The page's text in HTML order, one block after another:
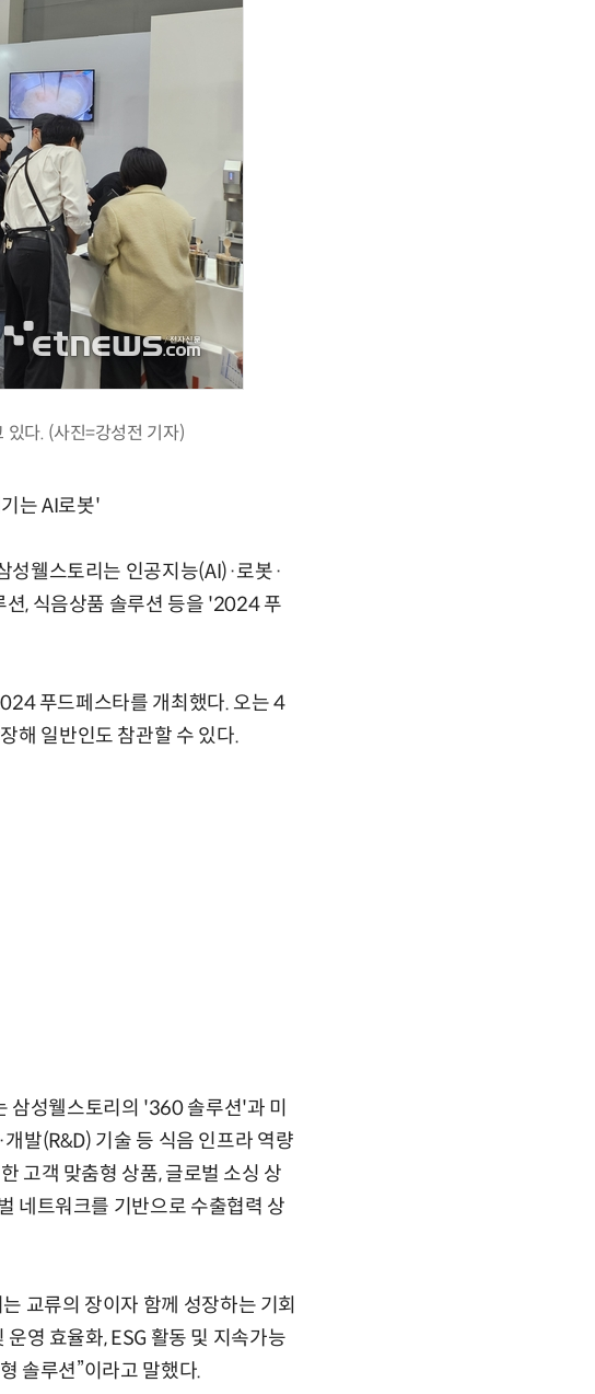
있다. (사진=강성전 기자)
는 AI로봇'
성웰스토리는 인공지능(AI)·로봇·
션, 식음상품 솔루션 등을 '2024 푸
푸드페스타를 개최했다. 오는 4
해 일반인도 참관할 수 있다.
삼성웰스토리의 '360 솔루션'과 미
발(R&D) 기술 등 식음 인프라 역량
고객 맞춤형 상품, 글로벌 소싱 상
네트워크를 기반으로 수출협력 상
교류의 장이자 함께 성장하는 기회
영 효율화, ESG 활동 및 지속가능
솔루션”이라고 말했다.